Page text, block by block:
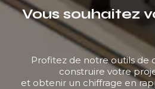
Vous souhaitez
Profitez de notre outils de
construire votre
et obtenir un chiffrage en